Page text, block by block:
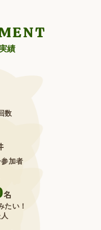
績
数
加者
名
たい！